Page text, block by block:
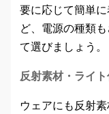
要に応じて簡単
ど、電源の種類
て選びましょう。
反射素材・ライ
ウェアにも反射